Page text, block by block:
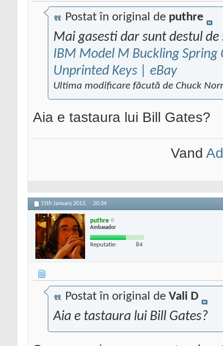
Postat în original de puthre
Mai gasesti dar sunt destul
IBM Model M Buckling Spring
Unprinted Keys | eBay
Ultima modificare făcută de Chuck
Aia e tastaura lui Bill Gates?
Vand
15th January 2013, 20:34
puthre
Ambasador
Reputatie: 84
Postat în original de Vali D
Aia e tastaura lui Bill Gates?